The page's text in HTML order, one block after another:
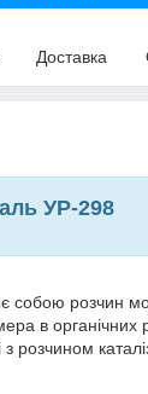
Доставка
УР-298
собою розчин
в органічних
розчином